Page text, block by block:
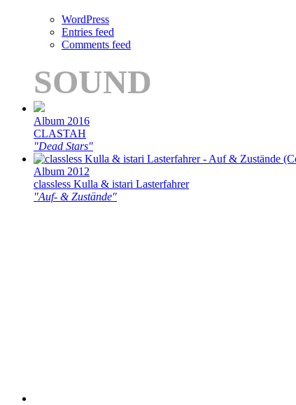
WordPress
Entries feed
Comments feed
SOUND
Album 2016
CLASTAH
"Dead Stars"
Album 2012
classless Kulla & istari Lasterfahrer
"Auf- & Zustände"